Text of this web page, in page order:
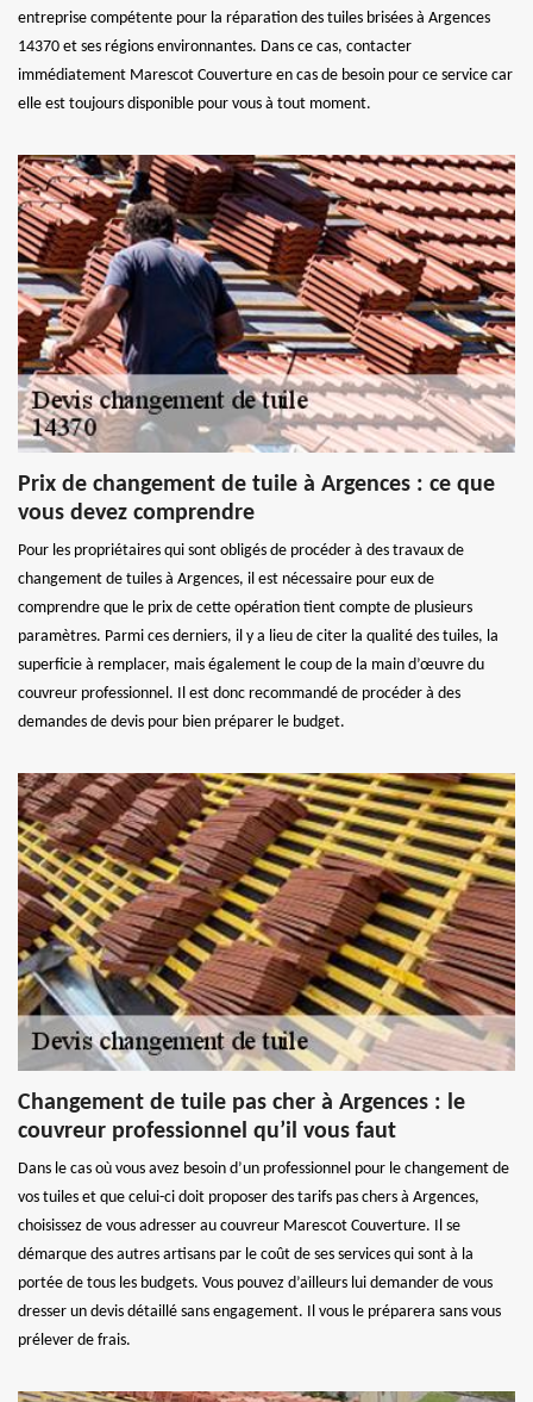
entreprise compétente pour la réparation des tuiles brisées à Argences
14370 et ses régions environnantes. Dans ce cas, contacter
immédiatement Marescot Couverture en cas de besoin pour ce service car
elle est toujours disponible pour vous à tout moment.
Prix de changement de tuile à Argences : ce que
vous devez comprendre
Pour les propriétaires qui sont obligés de procéder à des travaux de
changement de tuiles à Argences, il est nécessaire pour eux de
comprendre que le prix de cette opération tient compte de plusieurs
paramètres. Parmi ces derniers, il y a lieu de citer la qualité des tuiles, la
superficie à remplacer, mais également le coup de la main d’œuvre du
couvreur professionnel. Il est donc recommandé de procéder à des
demandes de devis pour bien préparer le budget.
Changement de tuile pas cher à Argences : le
couvreur professionnel qu’il vous faut
Dans le cas où vous avez besoin d’un professionnel pour le changement de
vos tuiles et que celui-ci doit proposer des tarifs pas chers à Argences,
choisissez de vous adresser au couvreur Marescot Couverture. Il se
démarque des autres artisans par le coût de ses services qui sont à la
portée de tous les budgets. Vous pouvez d’ailleurs lui demander de vous
dresser un devis détaillé sans engagement. Il vous le préparera sans vous
prélever de frais.